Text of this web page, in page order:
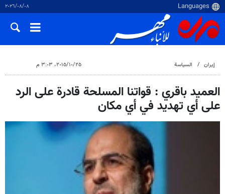
٠٨‏/٠٨‏/٢٠٢٦
إيران السياسة ٢٥‏/١٠‏/٢٠١٥، ٣:٠٣ م
العميد باقري : قواتنا المسلحة قادرة على الرد
على أي تهديد في أي مكان